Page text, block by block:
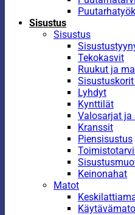
Sisustus
Sisustus
Tekokasvit
Ruukut ja
Lyhdyt
Kynttilät
Valosarjat
Kranssit
Piensisustus
Keinonahat
Matot